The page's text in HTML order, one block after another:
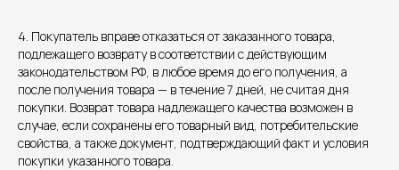
4. Покупатель вправе отказаться от заказанного товара,
подлежащего возврату в соответствии с действующим
законодательством РФ, в любое время до его получения, а
после получения товара — в течение 7 дней, не считая дня
покупки. Возврат товара надлежащего качества возможен в
случае, если сохранены его товарный вид, потребительские
свойства, а также документ, подтверждающий факт и условия
покупки указанного товара.